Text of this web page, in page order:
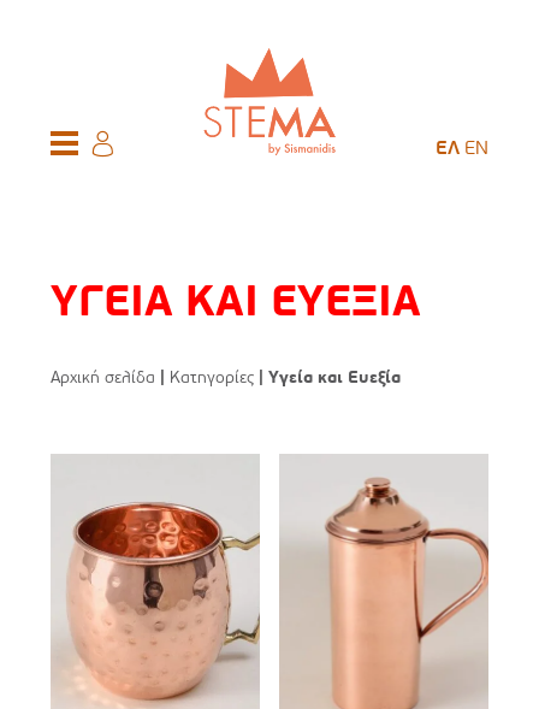
ΕΛ EN
ΥΓΕΙΑ ΚΑΙ ΕΥΕΞΙΑ
Αρχική σελίδα Κατηγορίες | Υγεία και Ευεξία